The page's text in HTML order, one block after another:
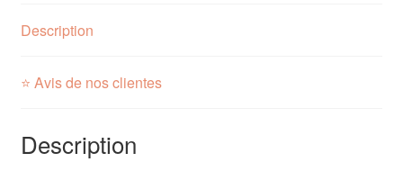
Description
⭐ Avis de nos clientes
Description